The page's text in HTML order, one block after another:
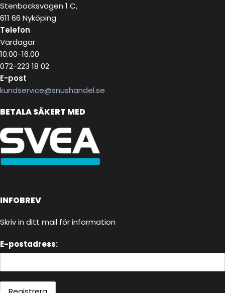
Stenbocksvägen 1 C,
611 66 Nyköping
Telefon
Vardagar
10.00-16.00
072-223 18 02
E-post
kundservice@snushandel.se
BETALA SÄKERT MED
INFOBREV
Skriv in ditt mail för information
E-postadress: